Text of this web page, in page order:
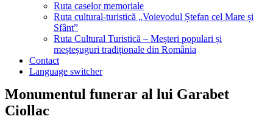
Ruta caselor memoriale
Ruta cultural-turistică „Voievodul Ștefan cel Mare și
Sfânt”
Ruta Cultural Turistică – Meșteri populari și
meșteșuguri tradiționale din România
Contact
Language switcher
Monumentul funerar al lui Garabet
Ciollac